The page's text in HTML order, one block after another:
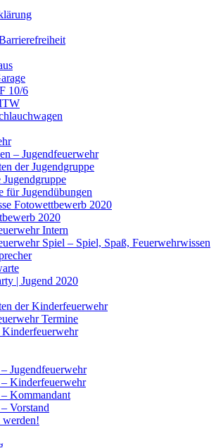
10/6
– Jugendfeuerwehr
der Jugendgruppe
für Jugendübungen
Fotowettbewerb 2020
2020
Intern
Spiel – Spiel, Spaß, Feuerwehrwissen
| Jugend 2020
der Kinderfeuerwehr
Termine
Kinderfeuerwehr
Jugendfeuerwehr
Kinderfeuerwehr
Kommandant
Vorstand